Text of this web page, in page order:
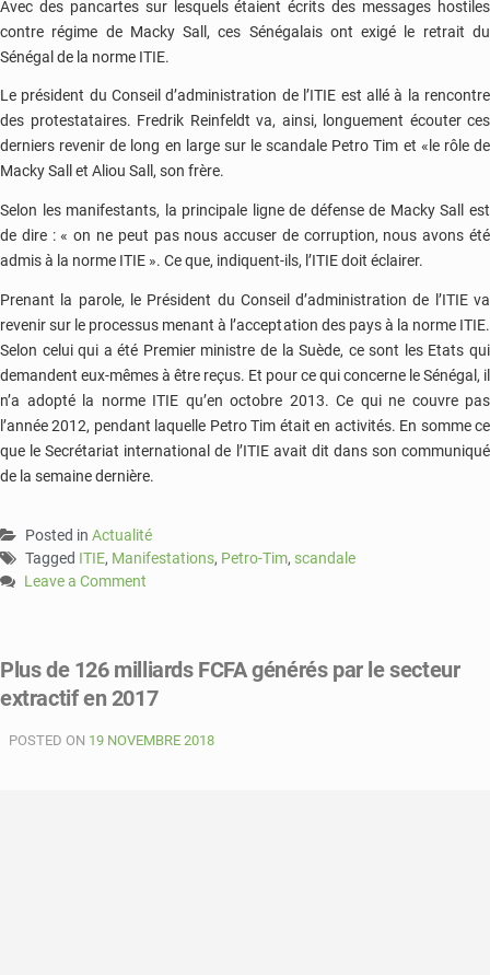
Avec des pancartes sur lesquels étaient écrits des messages hostiles
contre régime de Macky Sall, ces Sénégalais ont exigé le retrait du
Sénégal de la norme ITIE.
Le président du Conseil d’administration de l’ITIE est allé à la rencontre
des protestataires. Fredrik Reinfeldt va, ainsi, longuement écouter ces
derniers revenir de long en large sur le scandale Petro Tim et «le rôle de
Macky Sall et Aliou Sall, son frère.
Selon les manifestants, la principale ligne de défense de Macky Sall est
de dire : « on ne peut pas nous accuser de corruption, nous avons été
admis à la norme ITIE ». Ce que, indiquent-ils, l’ITIE doit éclairer.
Prenant la parole, le Président du Conseil d’administration de l’ITIE va
revenir sur le processus menant à l’acceptation des pays à la norme ITIE.
Selon celui qui a été Premier ministre de la Suède, ce sont les Etats qui
demandent eux-mêmes à être reçus. Et pour ce qui concerne le Sénégal, il
n’a adopté la norme ITIE qu’en octobre 2013. Ce qui ne couvre pas
l’année 2012, pendant laquelle Petro Tim était en activités. En somme ce
que le Secrétariat international de l’ITIE avait dit dans son communiqué
de la semaine dernière.
Posted in Actualité
Tagged ITIE, Manifestations, Petro-Tim, scandale
Leave a Comment
des
Sénégalais
pour
Plus de 126 milliards FCFA générés par le secteur
extractif en 2017
POSTED ON 19 NOVEMBRE 2018